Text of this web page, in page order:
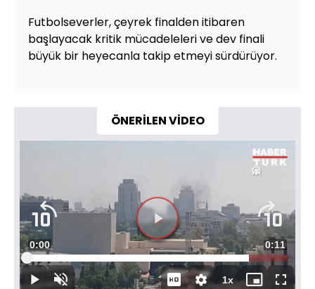
Futbolseverler, çeyrek finalden itibaren
başlayacak kritik mücadeleleri ve dev finali
büyük bir heyecanla takip etmeyi sürdürüyor.
ÖNERİLEN VİDEO
Videoyu
Oynat
OynatSesi
Süre
0:00 Toplam
Süre
0:11
Yüklendi:
85.03%
1xOynatma
Mini
Tam